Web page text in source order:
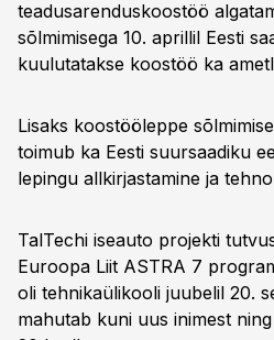
teadusarenduskoostöö
sõlmimisega 10. aprillil Eesti
kuulutatakse koostöö ka
Lisaks koostööleppe
toimub ka Eesti suursaadiku
lepingu allkirjastamine ja
TalTechi iseauto projekti
Euroopa Liit ASTRA 7
oli tehnikaülikooli juubelil 20.
mahutab kuni uus inimest